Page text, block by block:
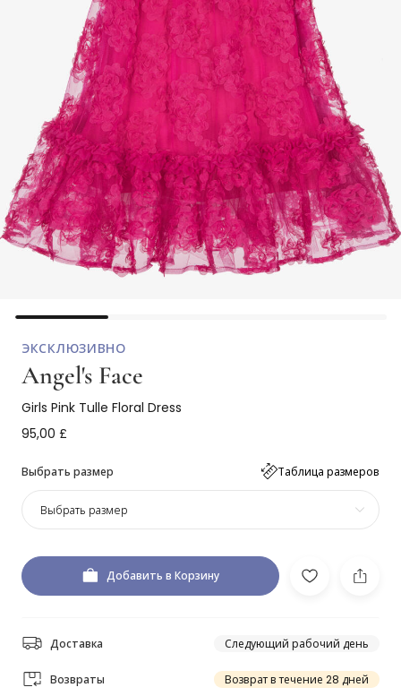
ЭКСКЛЮЗИВНО
Angel's Face
Girls Pink Tulle Floral Dress
95,00 £
Выбрать размер Таблица размеров
Выбрать размер
Добавить в Корзину
Доставка Следующий рабочий день
Возвраты Возврат в течение 28 дней